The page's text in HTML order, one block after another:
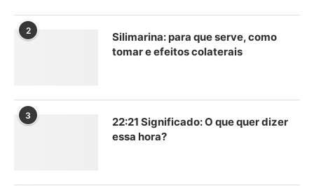
2
Silimarina: para que serve, como
tomar e efeitos colaterais
3
22:21 Significado: O que quer dizer
essa hora?